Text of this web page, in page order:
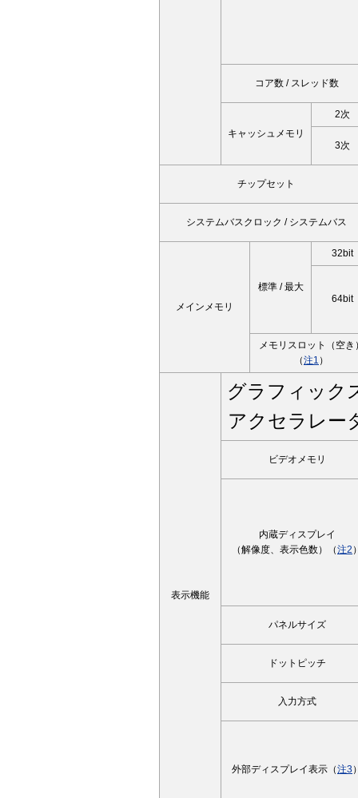
コア数 / スレッド数
キャッシュメモリ
2次
3次
チップセット
システムバスクロック / システムバス
メインメモリ
標準 / 最大
32bit
64bit
メモリスロット（空き
（注1 ）
表示機能
グラフィック
アクセラレー
ビデオメモリ
内蔵ディスプレイ
（解像度、表示色数）（注2
パネルサイズ
ドットピッチ
入力方式
外部ディスプレイ表示（注3